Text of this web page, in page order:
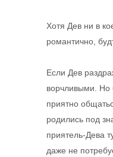
Хотя Дев ни в
романтично,
Если Дев
ворчливыми. Но
приятно
родились под
приятель-Дева
даже не